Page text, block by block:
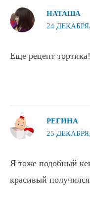
НАТАША
24
Еще рецепт
РЕГИНА
25
Я тоже подобный
красивый